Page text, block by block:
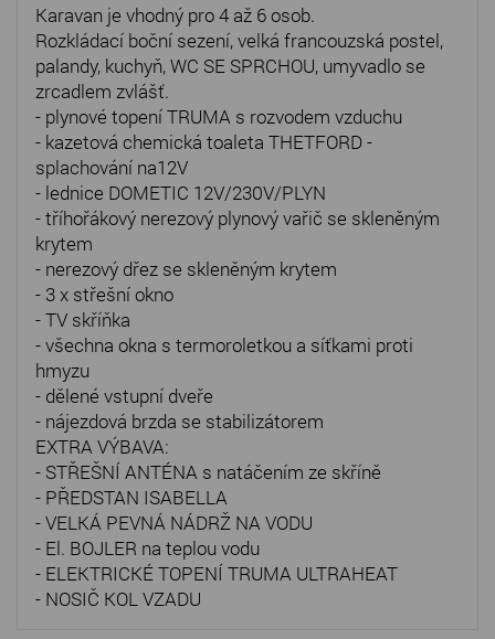
Karavan je vhodný pro 4 až 6 osob.
Rozkládací boční sezení, velká francouzská postel,
palandy, kuchyň, WC SE SPRCHOU, umyvadlo se
zrcadlem zvlášť.
- plynové topení TRUMA s rozvodem vzduchu
- kazetová chemická toaleta THETFORD -
splachování na12V
- lednice DOMETIC 12V/230V/PLYN
- tříhořákový nerezový plynový vařič se skleněným
krytem
- nerezový dřez se skleněným krytem
- 3 x střešní okno
- TV skříňka
- všechna okna s termoroletkou a síťkami proti
hmyzu
- dělené vstupní dveře
- nájezdová brzda se stabilizátorem
EXTRA VÝBAVA:
- STŘEŠNÍ ANTÉNA s natáčením ze skříně
- PŘEDSTAN ISABELLA
- VELKÁ PEVNÁ NÁDRŽ NA VODU
- El. BOJLER na teplou vodu
- ELEKTRICKÉ TOPENÍ TRUMA ULTRAHEAT
- NOSIČ KOL VZADU